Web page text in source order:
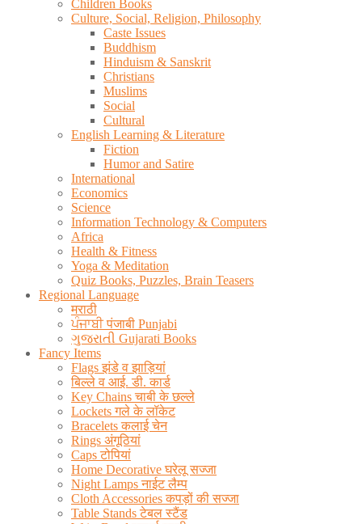
Children Books
Culture, Social, Religion, Philosophy
Caste Issues
Buddhism
Hinduism & Sanskrit
Christians
Muslims
Social
Cultural
English Learning & Literature
Fiction
Humor and Satire
International
Economics
Science
Information Technology & Computers
Africa
Health & Fitness
Yoga & Meditation
Quiz Books, Puzzles, Brain Teasers
Regional Language
मराठी
ਪੰਜਾਬੀ पंजाबी Punjabi
ગુજરાતી Gujarati Books
Fancy Items
Flags झंडे व झाड़ियां
बिल्ले व आई. डी. कार्ड
Key Chains चाबी के छल्ले
Lockets गले के लॉकेट
Bracelets कलाई चेन
Rings अंगूठियां
Caps टोपियां
Home Decorative घरेलू सज्जा
Night Lamps नाईट लैम्प
Cloth Accessories कपड़ों की सज्जा
Table Stands टेबल स्टैंड